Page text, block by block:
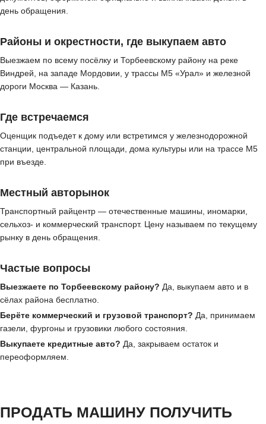
день обращения.
Районы и окрестности, где выкупаем авто
Выезжаем по всему посёлку и Торбеевскому району на реке
Виндрей, на западе Мордовии, у трассы М5 «Урал» и железной
дороги Москва — Казань.
Где встречаемся
Оценщик подъедет к дому или встретимся у железнодорожной
станции, центральной площади, дома культуры или на трассе М5
при въезде.
Местный авторынок
Транспортный райцентр — отечественные машины, иномарки,
сельхоз- и коммерческий транспорт. Цену называем по текущему
рынку в день обращения.
Частые вопросы
Выезжаете по Торбеевскому району? Да, выкупаем авто и в
сёлах района бесплатно.
Берёте коммерческий и грузовой транспорт? Да, принимаем
газели, фургоны и грузовики любого состояния.
Выкупаете кредитные авто? Да, закрываем остаток и
переоформляем.
ПРОДАТЬ МАШИНУ ПОЛУЧИТЬ